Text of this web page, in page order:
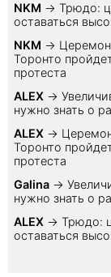
NKM → Трюдо:
оставаться
NKM →
Торонто
протеста
ALEX →
нужно знать о
ALEX →
Торонто
протеста
Galina →
нужно знать о
ALEX → Трюдо:
оставаться